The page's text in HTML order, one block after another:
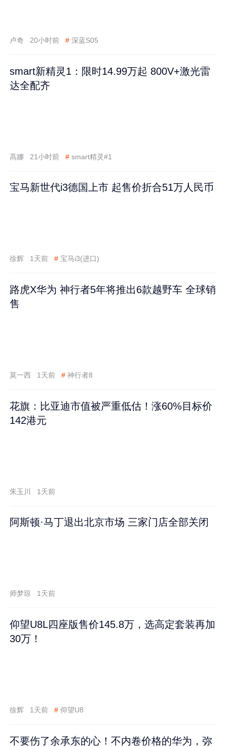
卢奇 20小时前 # 深蓝S05
smart新精灵1：限时14.99万起 800V+激光雷
达全配齐
高娜 21小时前 # smart精灵#1
宝马新世代i3德国上市 起售价折合51万人民币
徐辉 1天前 # 宝马i3(进口)
路虎X华为 神行者5年将推出6款越野车 全球销
售
莫一西 1天前 # 神行者8
花旗：比亚迪市值被严重低估！涨60%目标价
142港元
朱玉川 1天前
阿斯顿·马丁退出北京市场 三家门店全部关闭
师梦琼 1天前
仰望U8L四座版售价145.8万，选高定套装再加
30万！
徐辉 1天前 # 仰望U8
不要伤了余承东的心！不内卷价格的华为，弥